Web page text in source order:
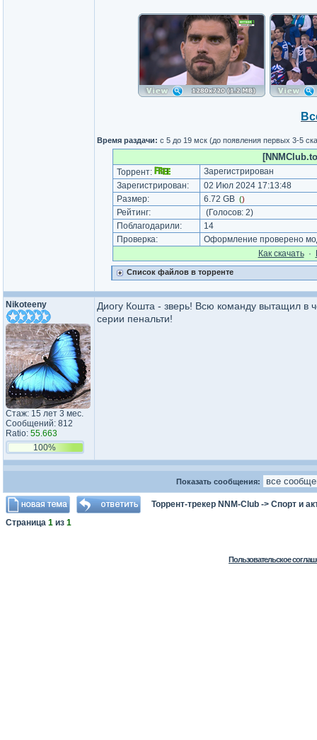
Время раздачи: с 5 до 19 мск (до появления первых 3-5
Торрент:
Зарегистрирован
Зарегистрирован:
02 Июл 2024 17:13:48
Размер:
6.72 GB ()
Рейтинг: (Голосов: 2)
Поблагодарили:
14
Проверка:
Оформление проверено
Как cкачать·
Список файлов в торренте
Nikoteeny
Стаж: 15 лет 3 мес.
Сообщений: 812
Ratio: 55.663
100%
Диогу Кошта - зверь! Всю команду вытащил в
серии пенальти!
Показать сообщения:
Торрент-трекер NNM-Club -> Спорт и
Страница 1 из 1
Пользовательское